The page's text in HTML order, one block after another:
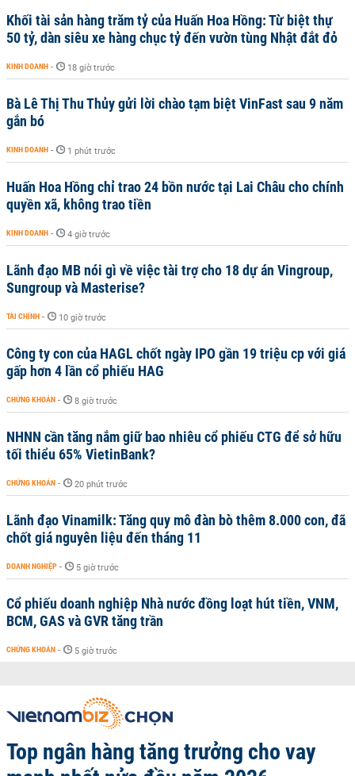
Khối tài sản hàng trăm tỷ của Huấn Hoa Hồng: Từ biệt thự
50 tỷ, dàn siêu xe hàng chục tỷ đến vườn tùng Nhật đắt đỏ
KINH DOANH - 18 giờ trước
Bà Lê Thị Thu Thủy gửi lời chào tạm biệt VinFast sau 9 năm
gắn bó
KINH DOANH - 1 phút trước
Huấn Hoa Hồng chỉ trao 24 bồn nước tại Lai Châu cho chính
quyền xã, không trao tiền
KINH DOANH - 4 giờ trước
Lãnh đạo MB nói gì về việc tài trợ cho 18 dự án Vingroup,
Sungroup và Masterise?
TÀI CHÍNH - 10 giờ trước
Công ty con của HAGL chốt ngày IPO gần 19 triệu cp với giá
gấp hơn 4 lần cổ phiếu HAG
CHỨNG KHOÁN - 8 giờ trước
NHNN cần tăng nắm giữ bao nhiêu cổ phiếu CTG để sở hữu
tối thiểu 65% VietinBank?
CHỨNG KHOÁN - 20 phút trước
Lãnh đạo Vinamilk: Tăng quy mô đàn bò thêm 8.000 con, đã
chốt giá nguyên liệu đến tháng 11
DOANH NGHIỆP - 5 giờ trước
Cổ phiếu doanh nghiệp Nhà nước đồng loạt hút tiền, VNM,
BCM, GAS và GVR tăng trần
CHỨNG KHOÁN - 5 giờ trước
Top ngân hàng tăng trưởng cho vay